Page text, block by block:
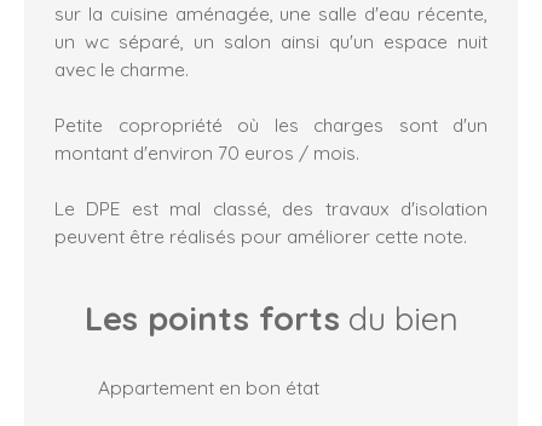
sur la cuisine aménagée, une salle d'eau récente,
un wc séparé, un salon ainsi qu'un espace nuit
avec le charme.
Petite copropriété où les charges sont d'un
montant d'environ 70 euros / mois.
Le DPE est mal classé, des travaux d'isolation
peuvent être réalisés pour améliorer cette note.
Les points forts du bien
Appartement en bon état